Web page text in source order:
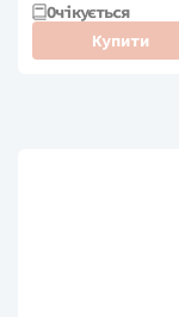
Очікується
Купити